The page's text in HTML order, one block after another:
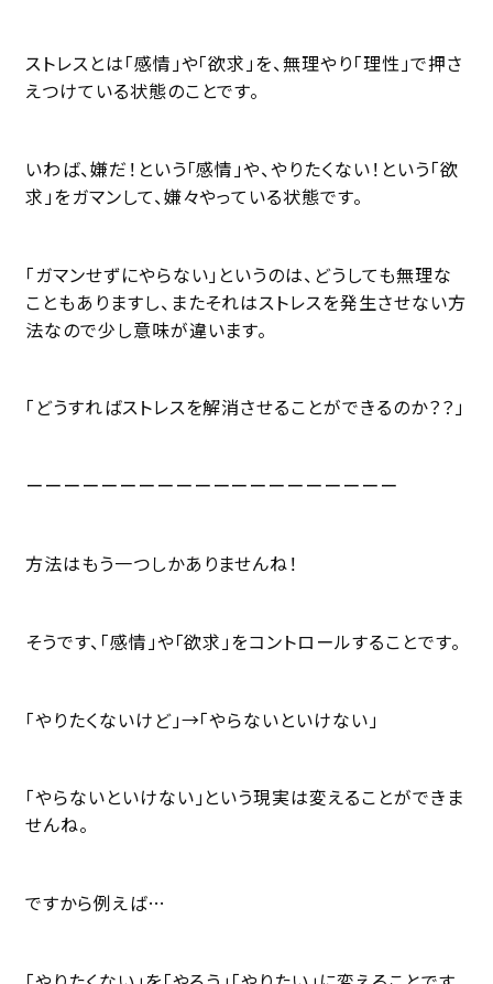
ストレスとは「感情」や「欲求」を、無理やり「理性」で押さ
えつけている状態のことです。
いわば、嫌だ！という「感情」や、やりたくない！という「欲
求」をガマンして、嫌々やっている状態です。
「ガマンせずにやらない」というのは、どうしても無理な
こともありますし、またそれはストレスを発生させない方
法なので少し意味が違います。
「どうすればストレスを解消させることができるのか？？」
ーーーーーーーーーーーーーーーーーーーー
方法はもう一つしかありませんね！
そうです、「感情」や「欲求」をコントロールすることです。
「やりたくないけど」→「やらないといけない」
「やらないといけない」という現実は変えることができま
せんね。
ですから例えば…